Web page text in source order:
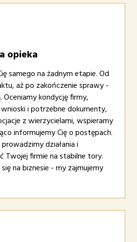
opieka
samego na żadnym etapie. Od
aż po zakończenie sprawy -
. Oceniamy kondycję firmy,
i potrzebne dokumenty,
z wierzycielami, wspieramy
informujemy Cię o postępach.
działania i
Twojej firmie na stabilne tory.
na biznesie - my zajmujemy